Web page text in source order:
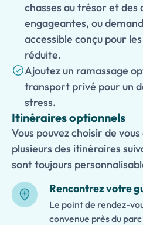
chasses au trésor et
engageantes, ou
accessible conçu pour
réduite.
Ajoutez un ramassage
transport privé pour un
stress.
Itinéraires optionnels
Vous pouvez choisir de
plusieurs des itinéraires
sont toujours
Rencontrez votre
Le point de rendez-
convenue près du